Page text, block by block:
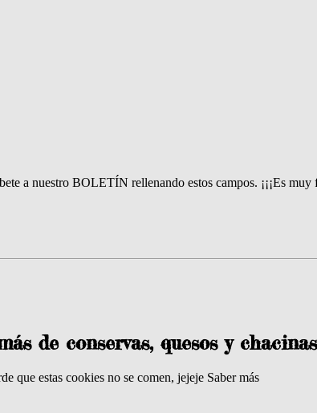
a nuestro BOLETÍN rellenando estos campos. ¡¡¡Es muy
de conservas, quesos y
que estas cookies no se comen, jejeje Saber más